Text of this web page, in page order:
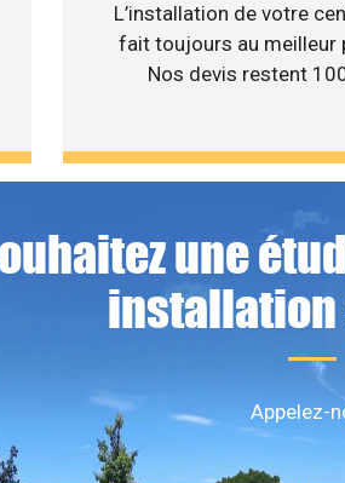
L’installation de votre
fait toujours au meilleur
Nos devis restent
une
installation
Appelez-